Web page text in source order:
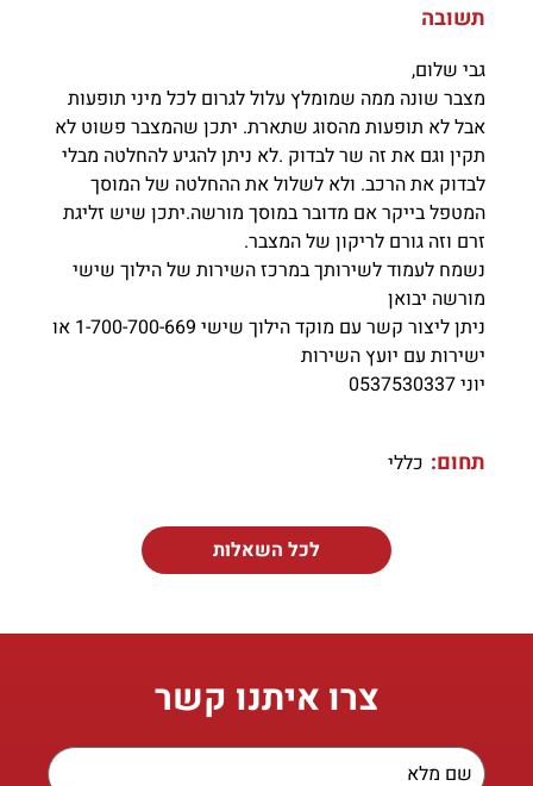
תשובה
גבי שלום,
מצבר שונה ממה שמומלץ עלול לגרום לכל מיני תופעות
אבל לא תופעות מהסוג שתארת. יתכן שהמצבר פשוט לא
תקין וגם את זה שר לבדוק .לא ניתן להגיע להחלטה מבלי
לבדוק את הרכב. ולא לשלול את ההחלטה של המוסך
המטפל בייקר אם מדובר במוסך מורשה.יתכן שיש זליגת
זרם וזה גורם לריקון של המצבר.
נשמח לעמוד לשירותך במרכז השירות של הילוך שישי
מורשה יבואן
ניתן ליצור קשר עם מוקד הילוך שישי 1-700-700-669 או
ישירות עם יועץ השירות
יוני 0537530337
תחום: כללי
לכל השאלות
צרו איתנו קשר